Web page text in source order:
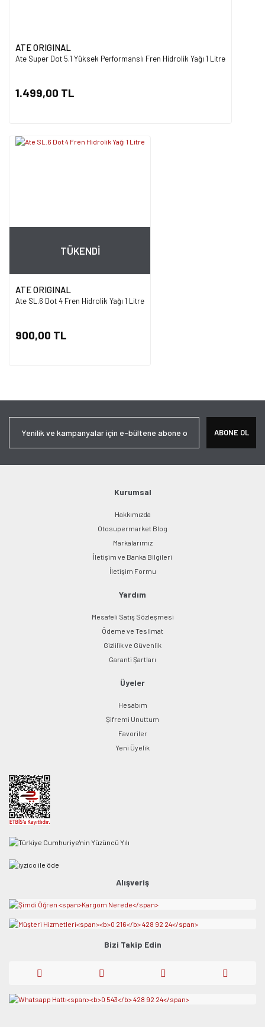
ATE ORIGINAL
Ate Super Dot 5.1 Yüksek Performanslı Fren Hidrolik Yağı 1 Litre
1.499,00 TL
TÜKENDİ
ATE ORIGINAL
Ate SL.6 Dot 4 Fren Hidrolik Yağı 1 Litre
900,00 TL
ABONE OL
Kurumsal
Hakkımızda
Otosupermarket Blog
Markalarımız
İletişim ve Banka Bilgileri
İletişim Formu
Yardım
Mesafeli Satış Sözleşmesi
Ödeme ve Teslimat
Gizlilik ve Güvenlik
Garanti Şartları
Üyeler
Hesabım
Şifremi Unuttum
Favoriler
Yeni Üyelik
Alışveriş
Bizi Takip Edin